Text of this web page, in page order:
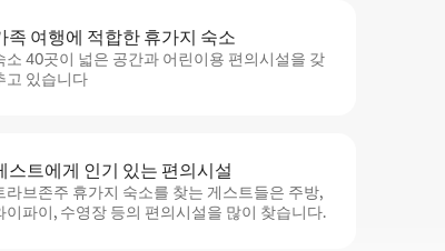
족 여행에 적합한 휴가지 숙소
소 40곳이 넓은 공간과 어린이용 편의시설을 갖
고 있습니다
스트에게 인기 있는 편의시설
라브존주 휴가지 숙소를 찾는 게스트들은 주방,
이파이, 수영장 등의 편의시설을 많이 찾습니다.